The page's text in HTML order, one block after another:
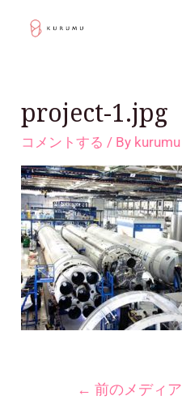
project-1.jpg
コメントする / By kurumu
← 前のメディア